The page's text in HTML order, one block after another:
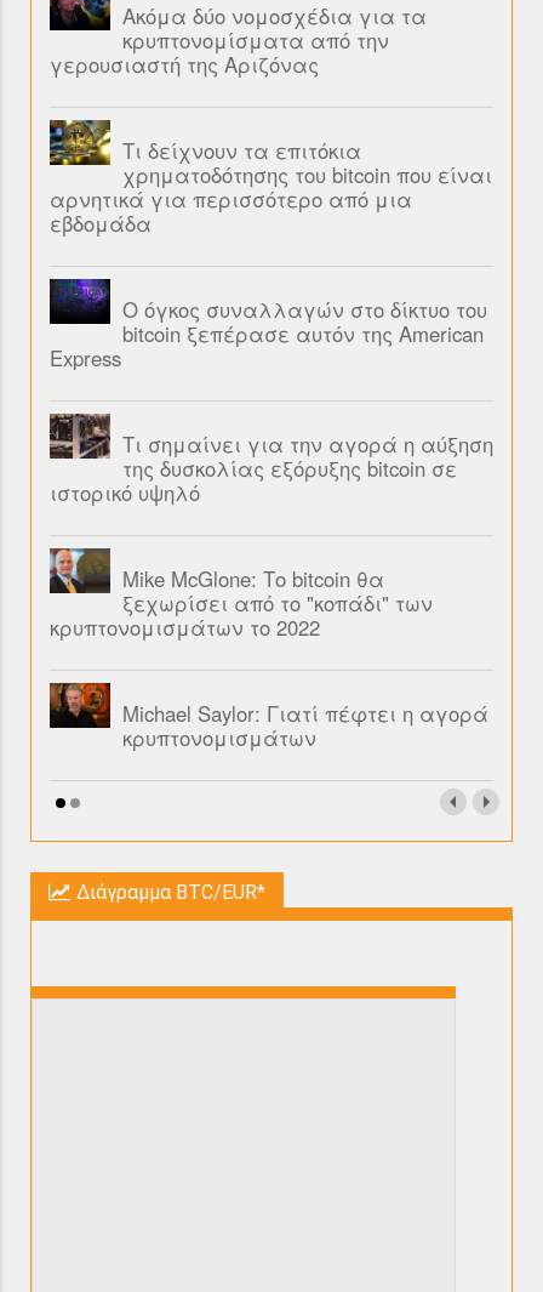
Ακόμα δύο νομοσχέδια για τα
κρυπτονομίσματα από την
γερουσιαστή της Αριζόνας
Τι δείχνουν τα επιτόκια
χρηματοδότησης του bitcoin που είναι
αρνητικά για περισσότερο από μια
εβδομάδα
Ο όγκος συναλλαγών στο δίκτυο του
bitcoin ξεπέρασε αυτόν της American
Express
Τι σημαίνει για την αγορά η αύξηση
της δυσκολίας εξόρυξης bitcoin σε
ιστορικό υψηλό
Mike McGlone: Το bitcoin θα
ξεχωρίσει από το "κοπάδι" των
κρυπτονομισμάτων το 2022
Michael Saylor: Γιατί πέφτει η αγορά
κρυπτονομισμάτων
Διάγραμμα BTC/EUR*